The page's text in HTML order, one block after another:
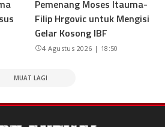
Pemenang Moses Itauma-
Filip Hrgovic untuk Mengisi
Gelar Kosong IBF
4 Agustus 2026 | 18:50
MUAT LAGI